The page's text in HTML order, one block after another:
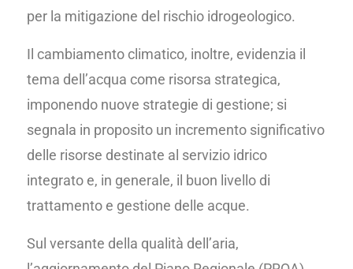
per la mitigazione del rischio idrogeologico.
Il cambiamento climatico, inoltre, evidenzia il
tema dell’acqua come risorsa strategica,
imponendo nuove strategie di gestione; si
segnala in proposito un incremento significativo
delle risorse destinate al servizio idrico
integrato e, in generale, il buon livello di
trattamento e gestione delle acque.
Sul versante della qualità dell’aria,